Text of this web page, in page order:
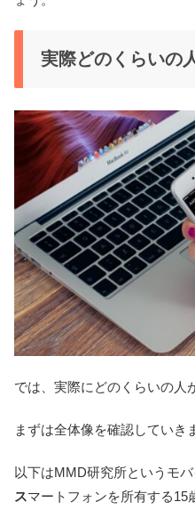
実際どのくらいの
では、実際にどのくらいの人
まずは全体像を確認していき
以下はMMD研究所というモ
スマートフォンを所有する15